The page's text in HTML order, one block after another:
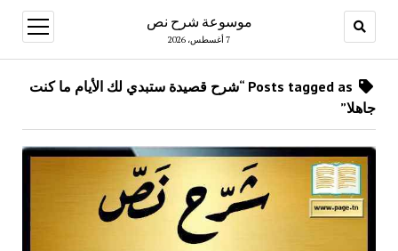
موسوعة شرح نص
7 أغسطس، 2026
open
menu
Posts tagged as “شرح قصيدة ستبدي لك الأيام ما كنت
جاهلا”